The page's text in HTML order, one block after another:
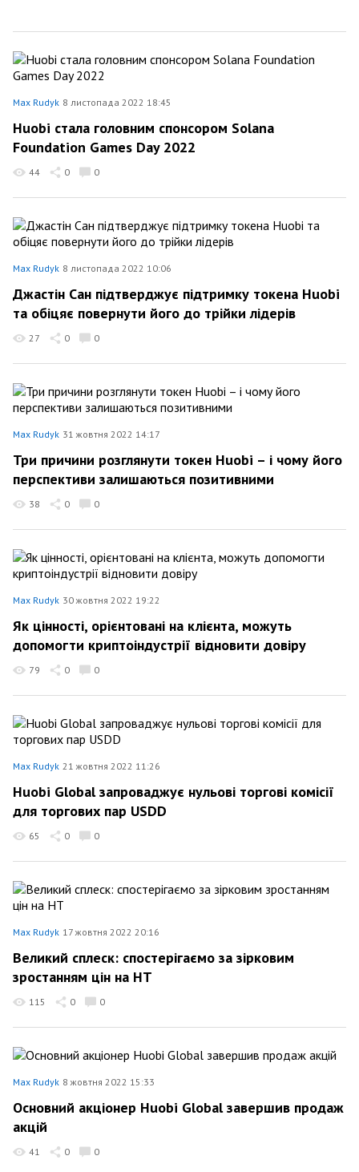
Max Rudyk 8 листопада 2022 18:45
Huobi стала головним спонсором Solana
Foundation Games Day 2022
44 0 0
Max Rudyk 8 листопада 2022 10:06
Джастін Сан підтверджує підтримку токена Huobi
та обіцяє повернути його до трійки лідерів
27 0 0
Max Rudyk 31 жовтня 2022 14:17
Три причини розглянути токен Huobi – і чому його
перспективи залишаються позитивними
38 0 0
Max Rudyk 30 жовтня 2022 19:22
Як цінності, орієнтовані на клієнта, можуть
допомогти криптоіндустрії відновити довіру
79 0 0
Max Rudyk 21 жовтня 2022 11:26
Huobi Global запроваджує нульові торгові комісії
для торгових пар USDD
65 0 0
Max Rudyk 17 жовтня 2022 20:16
Великий сплеск: спостерігаємо за зірковим
зростанням цін на HT
115 0 0
Max Rudyk 8 жовтня 2022 15:33
Основний акціонер Huobi Global завершив продаж
акцій
41 0 0